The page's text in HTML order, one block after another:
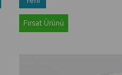
Ürün
Fırsat Ürünü